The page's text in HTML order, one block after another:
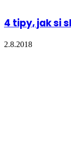
4 tipy, jak si
2.8.2018